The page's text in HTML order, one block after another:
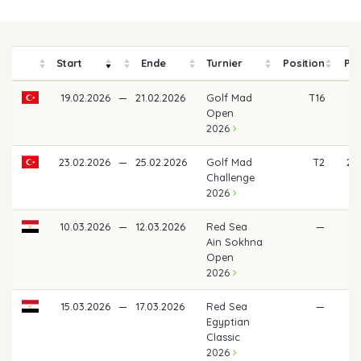
Start Ende Turnier Position
19.02.2026 — 21.02.2026
Golf Mad
Open
2026
T16
23.02.2026 — 25.02.2026
Golf Mad
Challenge
2026
T2
10.03.2026 — 12.03.2026
Red Sea
Ain Sokhna
Open
2026
—
15.03.2026 — 17.03.2026
Red Sea
Egyptian
Classic
2026
—